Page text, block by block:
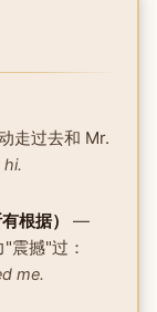
走过去和 Mr.
hi.
根据）
—
震撼"过：
me.